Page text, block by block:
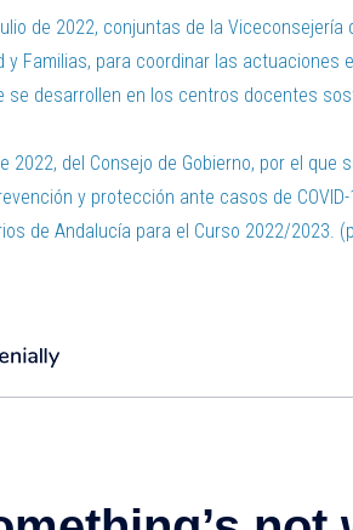
de 2022, conjuntas de la Viceconsejería
y Familias, para coordinar las actuaciones
se desarrollen en los centros docentes
2022, del Consejo de Gobierno, por el que
y protección ante casos de
de Andalucía para el Curso 2022/2023.